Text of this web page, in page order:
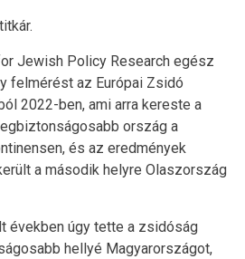
Jewish Policy Research egész
felmérést az Európai Zsidó
2022-ben, ami arra kereste a
ország a
és az eredmények
a második helyre Olaszország
években úgy tette a zsidóság
hellyé Magyarországot,